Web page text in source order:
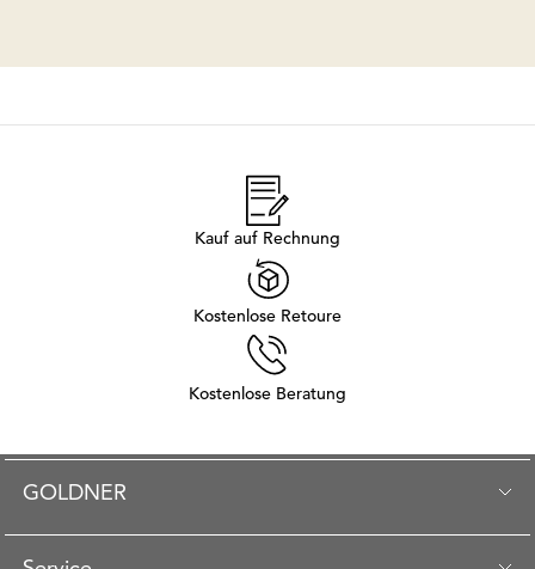
Kauf auf Rechnung
Kostenlose Retoure
Kostenlose Beratung
GOLDNER